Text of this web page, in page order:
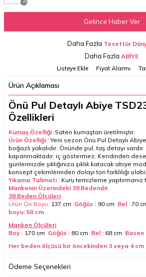
Gelince Haber Ver
Daha Fazla Tesettür
Daha Fazla ABİYE
Listeye Ekle
Fiyat Alarmı
Ürün Açıklaması
Önü Pul Detaylı Abiye
Özellikleri
Kumaş Özelliği :Saten kumaştan üretilmiştir.
Ürün Özelliği : Yeni sezon Önü Pul Detaylı
boğazlı yakalıdır. Önünde pul, taş detayı
kapanmaktadır, iç göstermez. Kendinden
günlerinizde şıklığınıza şıklık katacak abiye
konsept çekimlerinden dolayı ton farklılığı
Yıkama Talimatı : Kuru temizleme
Mankenin Üzerindeki 38 Bedendir.
38 Beden Ölçüleri
Ürün Ön Boyu: 137 cm Göğüs : 90 cm Bel : 70
boyu: 50 cm
Manken Ölçüleri
Boy : 170 cm Göğüs : 80 cm Bel : 68 cm Basen
Her beden ölçüsü bir öncekinden 3 veya 4
Boyutlar (cm)
Ödeme Seçenekleri